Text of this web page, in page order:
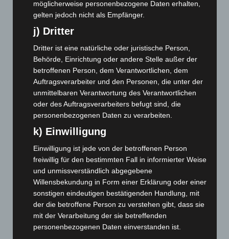
Juli 2024(89)
Juni 2024
(107)
Mai 2024(149)
April 2024(102)
März 2024(103)
Februar 2024(103)
Januar 2024(111)
Dezember 2023(130)
November 2023(130)
Oktober 2023
(114)
September 2023(133)
August 2023(134)
(118)
Juni 2023(142)
Mai 2023(139)
möglicherweise personenbezogene Daten erhalten,
gelten jedoch nicht als Empfänger.
j) Dritter
Dritter ist eine natürliche oder juristische Person,
Behörde, Einrichtung oder andere Stelle außer der
betroffenen Person, dem Verantwortlichen, dem
Auftragsverarbeiter und den Personen, die unter der
unmittelbaren Verantwortung des Verantwortlichen
oder des Auftragsverarbeiters befugt sind, die
personenbezogenen Daten zu verarbeiten.
k) Einwilligung
Einwilligung ist jede von der betroffenen Person
freiwillig für den bestimmten Fall in informierter Weise
und unmissverständlich abgegebene
Willensbekundung in Form einer Erklärung oder einer
sonstigen eindeutigen bestätigenden Handlung, mit
der die betroffene Person zu verstehen gibt, dass sie
mit der Verarbeitung der sie betreffenden
personenbezogenen Daten einverstanden ist.